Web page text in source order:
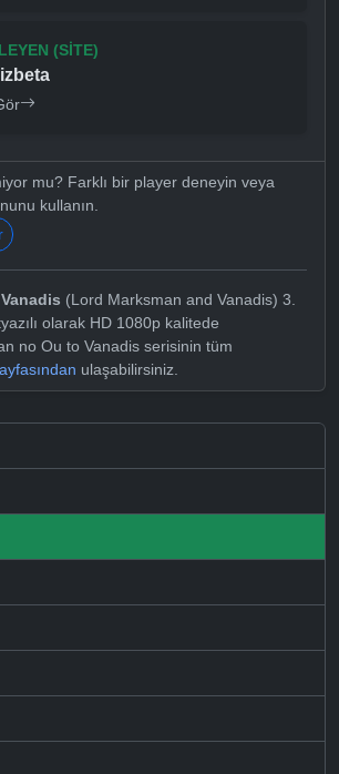
(SITE)
mu? Farklı bir player deneyin veya
kullanın.
(Lord Marksman and Vanadis) 3.
olarak HD 1080p kalitede
no Ou to Vanadis serisinin tüm
ulaşabilirsiniz.